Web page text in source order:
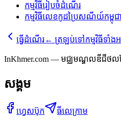
កម្មវិធីរៀបចំដំណើរ
កម្មវិធីលេខកូដប្រៃសណីយ៍កម្ពុជា
ធ្វើដំណើរ ← ត្រឡប់ទៅកម្មវិធីទាំង
InKhmer.com — មជ្ឈមណ្ឌលឌីជីថលខ្ម
សង្គម
ហ្វេសប៊ុក ធីលេក្រាម